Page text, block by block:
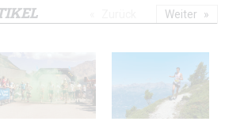
Weiter